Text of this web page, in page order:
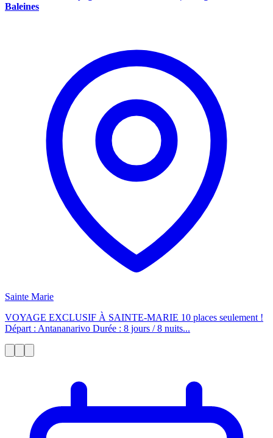
Baleines
Sainte Marie
VOYAGE EXCLUSIF À SAINTE-MARIE 10 places seulement !
Départ : Antananarivo Durée : 8 jours / 8 nuits...